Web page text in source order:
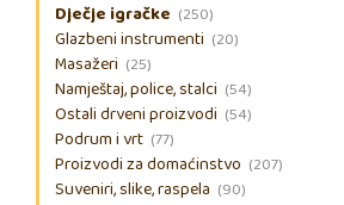
Dječje igračke (250)
Glazbeni instrumenti (20)
Masažeri (25)
Namještaj, police, stalci (54)
Ostali drveni proizvodi (54)
Podrum i vrt (77)
Proizvodi za domaćinstvo (207)
Suveniri, slike, raspela (90)